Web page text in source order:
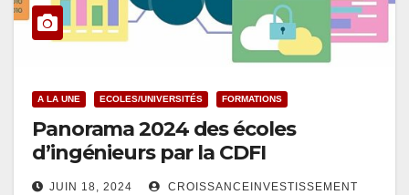
A LA UNE ECOLES/UNIVERSITÉS FORMATIONS
Panorama 2024 des écoles
d’ingénieurs par la CDFI
JUIN 18, 2024 CROISSANCEINVESTISSEMENT